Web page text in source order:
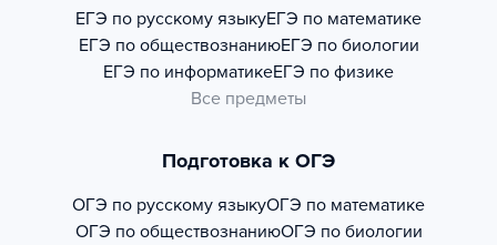
ЕГЭ по русскому языкуЕГЭ по математике
ЕГЭ по обществознаниюЕГЭ по биологии
ЕГЭ по информатикеЕГЭ по физике
Все предметы
Подготовка к ОГЭ
ОГЭ по русскому языкуОГЭ по математике
ОГЭ по обществознаниюОГЭ по биологии